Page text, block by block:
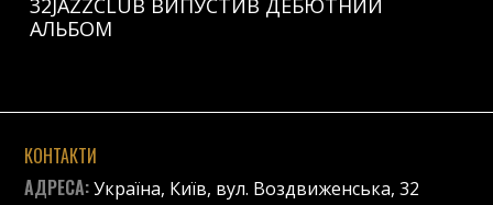
АЛЬБОМ
КОНТАКТИ
АДРЕСА:Україна, Київ, вул. Воздвиженська, 32